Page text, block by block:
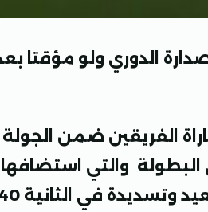
الدوري ولو مؤقتا
الفريقين ضمن
البطولة والتي